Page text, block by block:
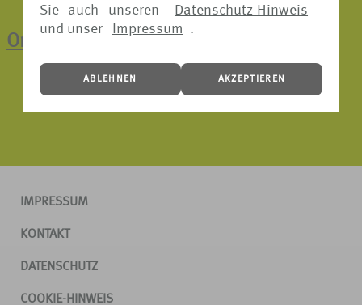
Sie auch unseren
Datenschutz-Hinweis
und unser
Impressum .
ABLEHNEN AKZEPTIEREN
Online-Schadenmeldung
IMPRESSUM
KONTAKT
DATENSCHUTZ
COOKIE-HINWEIS